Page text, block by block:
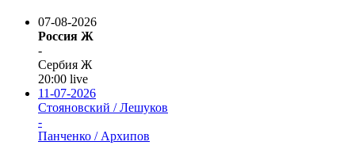
07-08-2026
Россия Ж
-
Сербия Ж
20:00 live
11-07-2026
Стояновский / Лешуков
-
Панченко / Архипов